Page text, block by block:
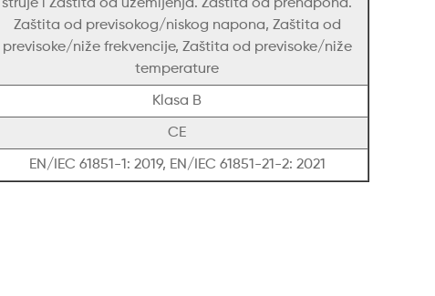
struje i Zaštita od uzemljenja. Zaštita od prenapona.
Zaštita od previsokog/niskog napona, Zaštita od
previsoke/niže frekvencije, Zaštita od previsoke/niže
temperature
Klasa B
CE
EN/IEC 61851-1: 2019, EN/IEC 61851-21-2: 2021